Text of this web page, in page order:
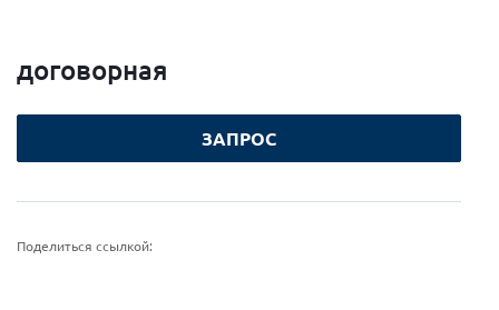
договорная
ЗАПРОС
Поделиться ссылкой: